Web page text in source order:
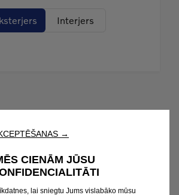
→
CIENĀM JŪSU
lai sniegtu Jums vislabāko mūsu